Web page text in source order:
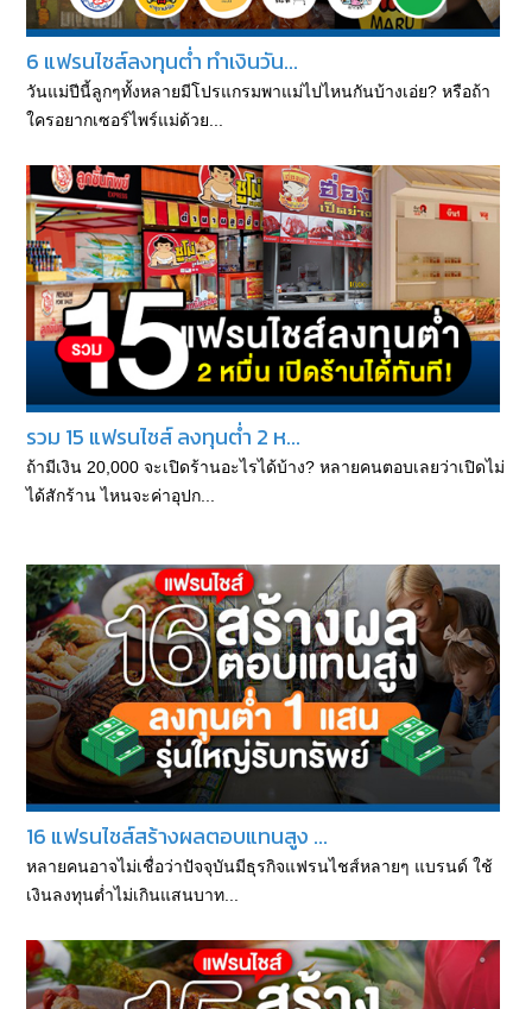
6 แฟรนไชส์ลงทุนต่ำ ทำเงินวัน...
วันแม่ปีนี้ลูกๆทั้งหลายมีโปรแกรมพาแม่ไปไหนกันบ้างเอ่ย? หรือถ้า
ใครอยากเซอร์ไพร์แม่ด้วย...
รวม 15 แฟรนไชส์ ลงทุนต่ำ 2 ห...
ถ้ามีเงิน 20,000 จะเปิดร้านอะไรได้บ้าง? หลายคนตอบเลยว่าเปิดไม่
ได้สักร้าน ไหนจะค่าอุปก...
16 แฟรนไชส์สร้างผลตอบแทนสูง ...
หลายคนอาจไม่เชื่อว่าปัจจุบันมีธุรกิจแฟรนไชส์หลายๆ แบรนด์ ใช้
เงินลงทุนต่ำไม่เกินแสนบาท...